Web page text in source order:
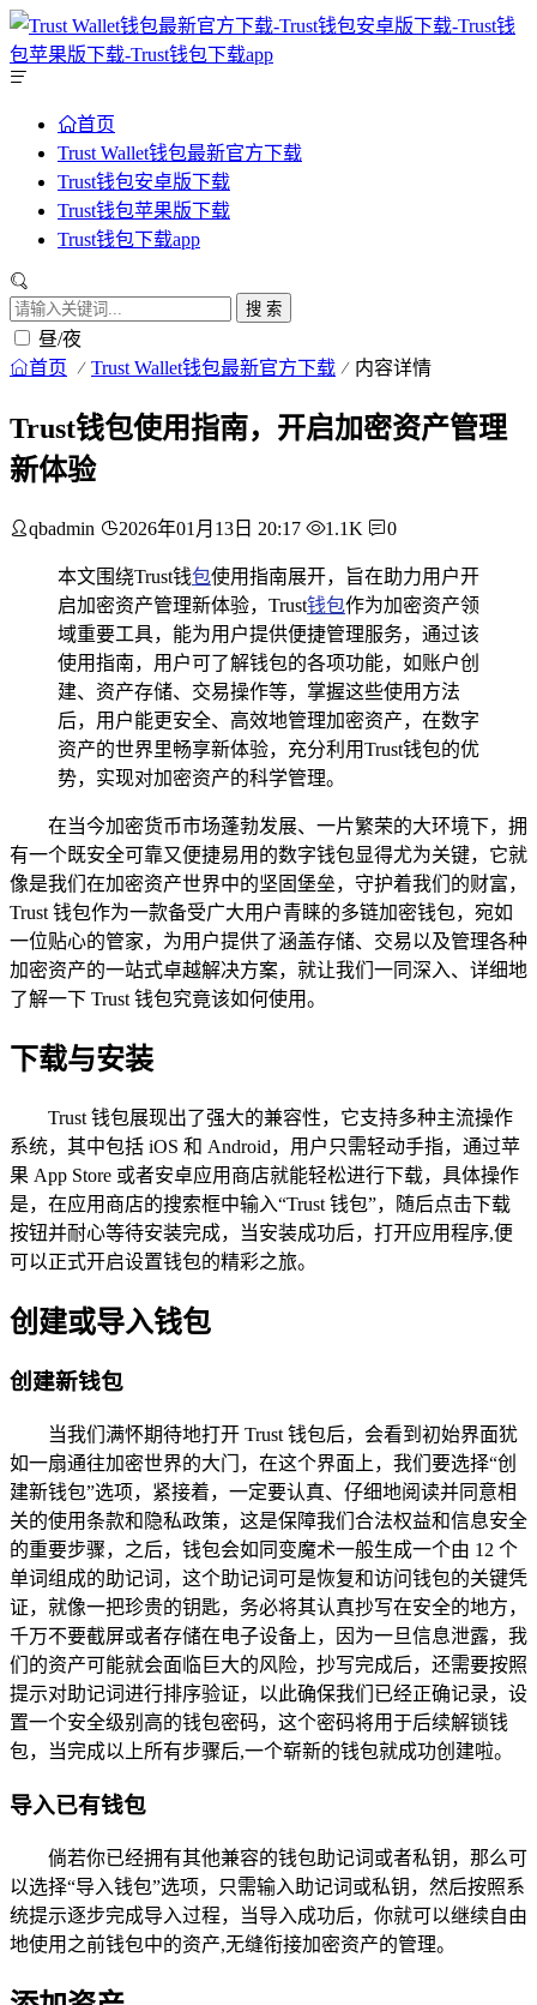
首页
Trust Wallet钱包最新官方下载
Trust钱包安卓版下载
Trust钱包苹果版下载
Trust钱包下载app
搜 索
昼/夜
首页 Trust Wallet钱包最新官方下载 内容详情
Trust钱包使用指南，开启加密资产管理
新体验
qbadmin 2026年01月13日 20:17 1.1K 0
本文围绕Trust钱包使用指南展开，旨在助力用户开
启加密资产管理新体验，Trust钱包作为加密资产领
域重要工具，能为用户提供便捷管理服务，通过该
使用指南，用户可了解钱包的各项功能，如账户创
建、资产存储、交易操作等，掌握这些使用方法
后，用户能更安全、高效地管理加密资产，在数字
资产的世界里畅享新体验，充分利用Trust钱包的优
势，实现对加密资产的科学管理。
在当今加密货币市场蓬勃发展、一片繁荣的大环境下，拥
有一个既安全可靠又便捷易用的数字钱包显得尤为关键，它就
像是我们在加密资产世界中的坚固堡垒，守护着我们的财富，
Trust 钱包作为一款备受广大用户青睐的多链加密钱包，宛如
一位贴心的管家，为用户提供了涵盖存储、交易以及管理各种
加密资产的一站式卓越解决方案，就让我们一同深入、详细地
了解一下 Trust 钱包究竟该如何使用。
下载与安装
Trust 钱包展现出了强大的兼容性，它支持多种主流操作
系统，其中包括 iOS 和 Android，用户只需轻动手指，通过苹
果 App Store 或者安卓应用商店就能轻松进行下载，具体操作
是，在应用商店的搜索框中输入“Trust 钱包”，随后点击下载
按钮并耐心等待安装完成，当安装成功后，打开应用程序,便
可以正式开启设置钱包的精彩之旅。
创建或导入钱包
创建新钱包
当我们满怀期待地打开 Trust 钱包后，会看到初始界面犹
如一扇通往加密世界的大门，在这个界面上，我们要选择“创
建新钱包”选项，紧接着，一定要认真、仔细地阅读并同意相
关的使用条款和隐私政策，这是保障我们合法权益和信息安全
的重要步骤，之后，钱包会如同变魔术一般生成一个由 12 个
单词组成的助记词，这个助记词可是恢复和访问钱包的关键凭
证，就像一把珍贵的钥匙，务必将其认真抄写在安全的地方，
千万不要截屏或者存储在电子设备上，因为一旦信息泄露，我
们的资产可能就会面临巨大的风险，抄写完成后，还需要按照
提示对助记词进行排序验证，以此确保我们已经正确记录，设
置一个安全级别高的钱包密码，这个密码将用于后续解锁钱
包，当完成以上所有步骤后,一个崭新的钱包就成功创建啦。
导入已有钱包
倘若你已经拥有其他兼容的钱包助记词或者私钥，那么可
以选择“导入钱包”选项，只需输入助记词或私钥，然后按照系
统提示逐步完成导入过程，当导入成功后，你就可以继续自由
地使用之前钱包中的资产,无缝衔接加密资产的管理。